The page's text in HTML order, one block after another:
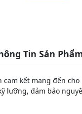
Tin Sản
cam kết mang đến
lưỡng, đảm bảo